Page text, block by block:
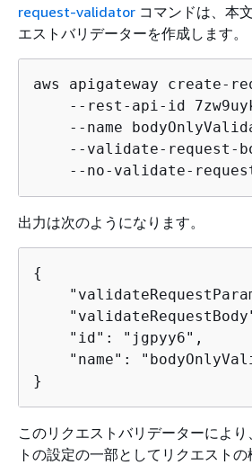
request-validator コマンドは、本
エストバリデーターを作成します。
aws apigateway create-
--rest-api-id
--name
--validate-request-
出力は次のようになります。
{
    "id": "jgpyy6",
"name":
}
このリクエストバリデーターによ
トの設定の一部としてリクエスト